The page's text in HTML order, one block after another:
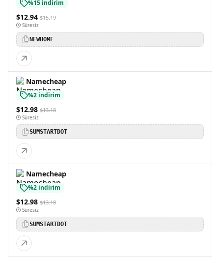
%15 indirim
$12.94 $15.19
Süresiz
NEWHOME
Namecheap
%2 indirim
$12.98 $13.18
Süresiz
SUMSTARTDOT
Namecheap
%2 indirim
$12.98 $13.18
Süresiz
SUMSTARTDOT